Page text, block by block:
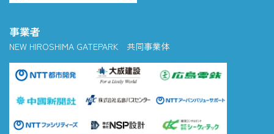
事業者
NEW HIROSHIMA GATEPARK 共同事業体